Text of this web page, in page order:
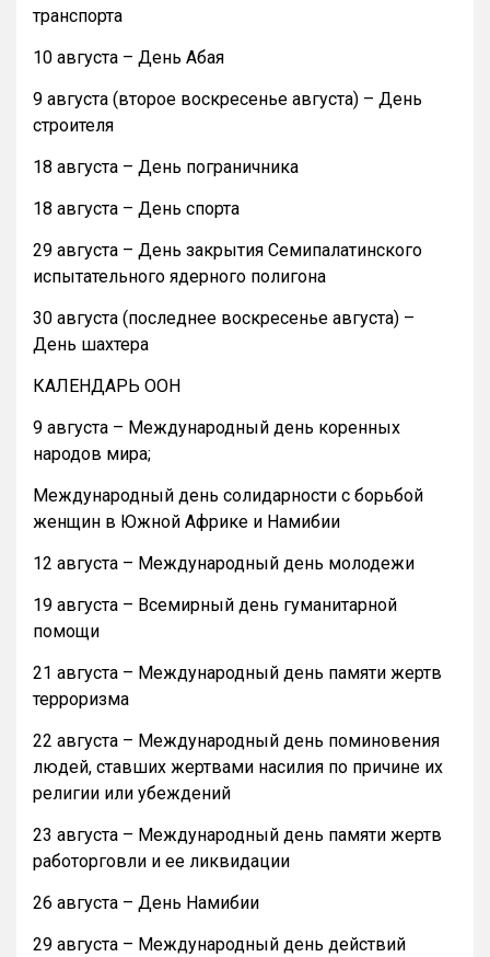
транспорта
10 августа – День Абая
9 августа (второе воскресенье августа) – День
строителя
18 августа – День пограничника
18 августа – День спорта
29 августа – День закрытия Семипалатинского
испытательного ядерного полигона
30 августа (последнее воскресенье августа) –
День шахтера
КАЛЕНДАРЬ ООН
9 августа – Международный день коренных
народов мира;
Международный день солидарности с борьбой
женщин в Южной Африке и Намибии
12 августа – Международный день молодежи
19 августа – Всемирный день гуманитарной
помощи
21 августа – Международный день памяти жертв
терроризма
22 августа – Международный день поминовения
людей, ставших жертвами насилия по причине их
религии или убеждений
23 августа – Международный день памяти жертв
работорговли и ее ликвидации
26 августа – День Намибии
29 августа – Международный день действий